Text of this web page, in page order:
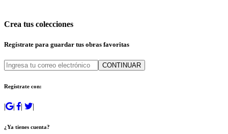
Crea tus colecciones
Regístrate para guardar tus obras favoritas
CONTINUAR
Regístrate con:
| | | |
¿Ya tienes cuenta?